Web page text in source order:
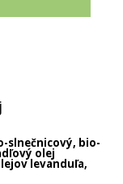
slnečnicový, bio-
olej
levanduľa,